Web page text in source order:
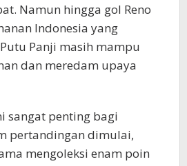
Namun hingga gol Reno
Indonesia yang
Panji masih mampu
dan meredam upaya
sangat penting bagi
pertandingan dimulai,
mengoleksi enam poin